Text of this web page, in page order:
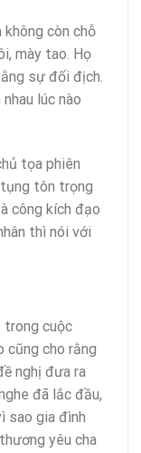
còn chỗ
mày tao. Họ
sự đối địch.
lúc nào
tọa phiên
tôn trọng
công kích đạo
thì nói với
trong cuộc
cũng cho rằng
nghị đưa ra
đã lắc đầu,
sao gia đình
yêu cha